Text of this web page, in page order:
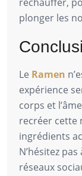
plonger les
Le Ramen
expérience
corps et
recréer cette
ingrédients
N’hésitez
réseaux